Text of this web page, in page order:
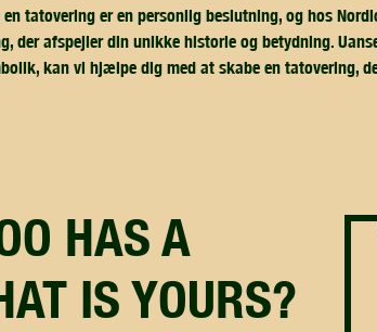
tatovering er en personlig beslutning, og hos
der afspejler din unikke historie og betydning.
kan vi hjælpe dig med at skabe en tatovering,
IS YOURS?